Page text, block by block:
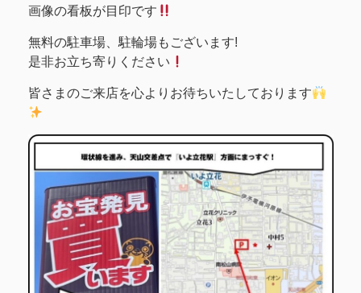
画像の看板が目印です
無料の駐車場、駐輪場もございます!
是非お立ち寄りください
皆さまのご来店を心よりお待ちいたしております